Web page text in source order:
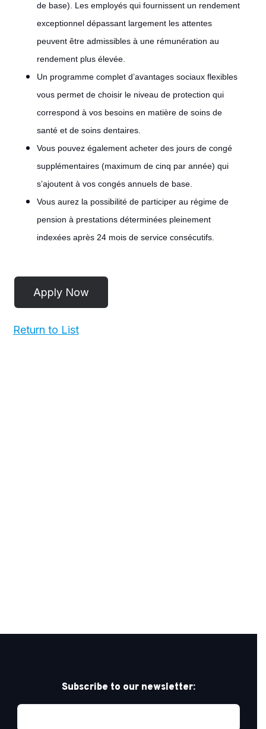
de base). Les employés qui fournissent un rendement
exceptionnel dépassant largement les attentes
peuvent être admissibles à une rémunération au
rendement plus élevée.
Un programme complet d’avantages sociaux flexibles
vous permet de choisir le niveau de protection qui
correspond à vos besoins en matière de soins de
santé et de soins dentaires.
Vous pouvez également acheter des jours de congé
supplémentaires (maximum de cinq par année) qui
s’ajoutent à vos congés annuels de base.
Vous aurez la possibilité de participer au régime de
pension à prestations déterminées pleinement
indexées après 24 mois de service consécutifs.
Return to List
Subscribe to our newsletter: